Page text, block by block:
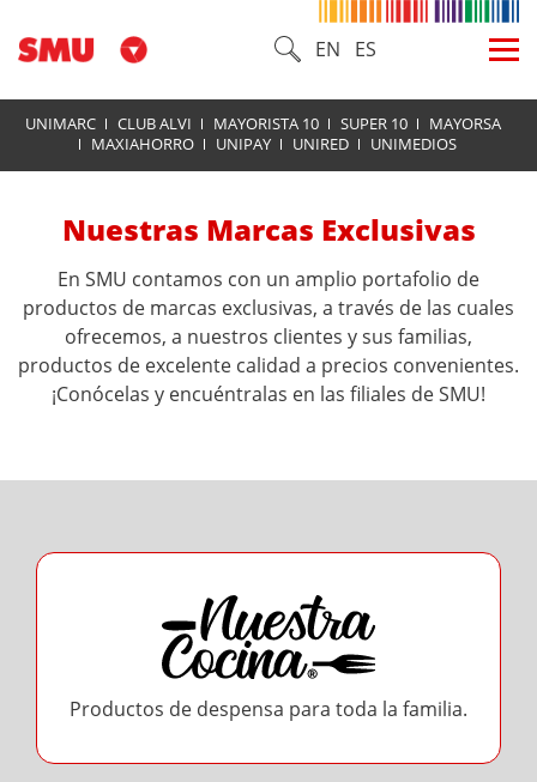
UNIMARC CLUB ALVI MAYORISTA 10 SUPER 10
MAYORSA
MAXIAHORRO
UNIPAY UNIRED UNIMEDIOS
EN ES
Nuestras Marcas Exclusivas
En SMU contamos con un amplio portafolio de
productos de marcas exclusivas, a través de las cuales
ofrecemos, a nuestros clientes y sus familias,
productos de excelente calidad a precios convenientes.
¡Conócelas y encuéntralas en las filiales de SMU!
Productos de despensa para toda la familia.